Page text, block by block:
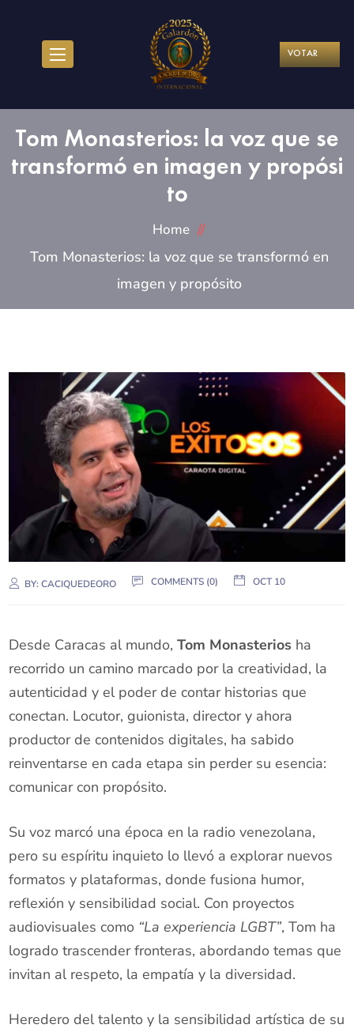
VOTAR
Tom Monasterios: la voz que se
transformó en imagen y propósi
to
Home
Tom Monasterios: la voz que se transformó en
imagen y propósito
BY:CACIQUEDEORO COMMENTS (0) OCT 10
Desde Caracas al mundo,Tom Monasterios ha
recorrido un camino marcado por la creatividad, la
autenticidad y el poder de contar historias que
conectan. Locutor, guionista, director y ahora
productor de contenidos digitales, ha sabido
reinventarse en cada etapa sin perder su esencia:
comunicar con propósito.
Su voz marcó una época en la radio venezolana,
pero su espíritu inquieto lo llevó a explorar nuevos
formatos y plataformas, donde fusiona humor,
reflexión y sensibilidad social. Con proyectos
audiovisuales como “La experiencia LGBT”, Tom ha
logrado trascender fronteras, abordando temas que
invitan al respeto, la empatía y la diversidad.
Heredero del talento y la sensibilidad artística de su